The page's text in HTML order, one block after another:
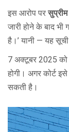
इस आरोप परसुप्रीम
जारी होने के बाद भी
है।’ यानी — यह
7 अक्टूबर 2025 को
होगी। अगर कोर्ट
सकती है।